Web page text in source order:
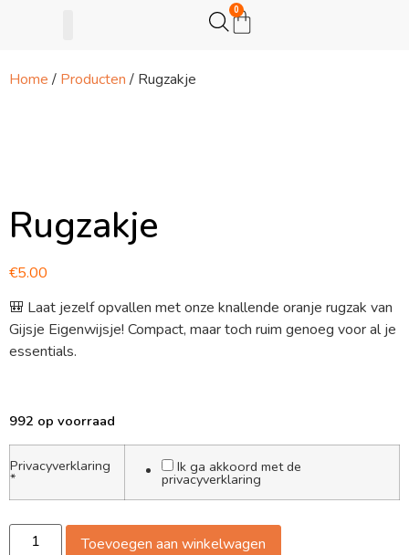
0
Home / Producten / Rugzakje
Rugzakje
€5.00
🎒 Laat jezelf opvallen met onze knallende oranje rugzak van
Gijsje Eigenwijsje! Compact, maar toch ruim genoeg voor al je
essentials.
992 op voorraad
Privacyverklaring
*
Ik ga akkoord met de
privacyverklaring
Toevoegen aan winkelwagen